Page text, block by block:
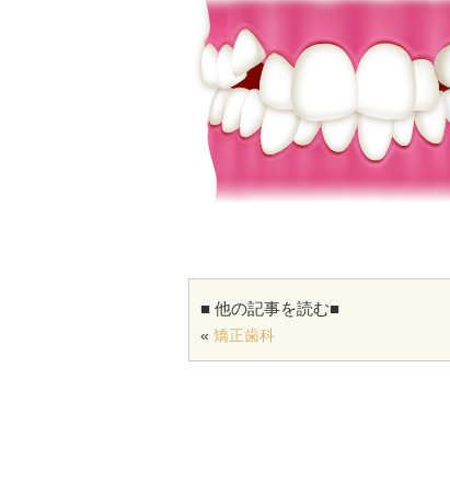
■ 他の記事を読む■
« 矯正歯科